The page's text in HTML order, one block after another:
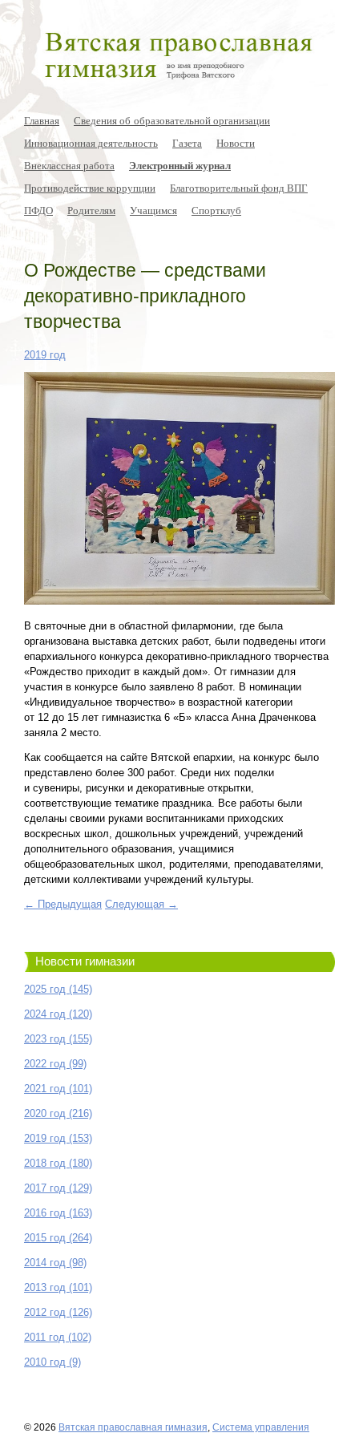
Главная
Сведения об образовательной организации
Инновационная деятельность
Газета
Новости
Внеклассная работа
Электронный журнал
Противодействие коррупции
Благотворительный фонд ВПГ
ПФДО
Родителям Учащимся Спортклуб
О Рождестве — средствами
декоративно-прикладного
творчества
2019 год
В святочные дни в областной филармонии, где была
организована выставка детских работ, были подведены итоги
епархиального конкурса декоративно-прикладного творчества
«Рождество приходит в каждый дом». От гимназии для
участия в конкурсе было заявлено 8 работ. В номинации
«Индивидуальное творчество» в возрастной категории
от 12 до 15 лет гимназистка 6 «Б» класса Анна Драченкова
заняла 2 место.
Как сообщается на сайте Вятской епархии, на конкурс было
представлено более 300 работ. Среди них поделки
и сувениры, рисунки и декоративные открытки,
соответствующие тематике праздника. Все работы были
сделаны своими руками воспитанниками приходских
воскресных школ, дошкольных учреждений, учреждений
дополнительного образования, учащимися
общеобразовательных школ, родителями, преподавателями,
детскими коллективами учреждений культуры.
← Предыдущая Следующая →
Новости гимназии
2025 год (145)
2024 год (120)
2023 год (155)
2022 год (99)
2021 год (101)
2020 год (216)
2019 год (153)
2018 год (180)
2017 год (129)
2016 год (163)
2015 год (264)
2014 год (98)
2013 год (101)
2012 год (126)
2011 год (102)
2010 год (9)
© 2026 Вятская православная гимназия Система управления